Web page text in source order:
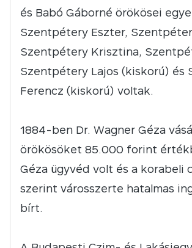
és Babó Gáborné örökösei
Szentpétery Eszter,
Szentpétery Krisztina,
Szentpétery Lajos (kiskorú) és
Ferencz (kiskorú) voltak.
1884-ben Dr. Wagner Géza
örökösöket 85.000 forint
Géza ügyvéd volt és a korabeli
szerint városszerte hatalmas
bírt.